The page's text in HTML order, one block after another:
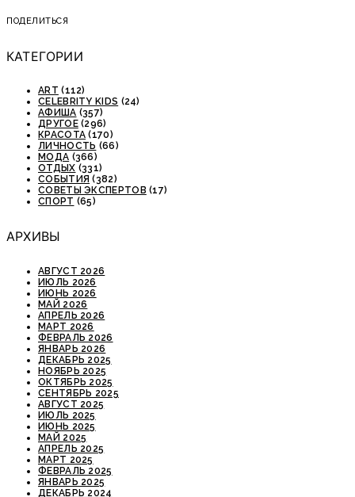
ПОДЕЛИТЬСЯ
КАТЕГОРИИ
ART (112)
CELEBRITY KIDS (24)
АФИША (357)
ДРУГОЕ(296)
КРАСОТА (170)
ЛИЧНОСТЬ (66)
МОДА (366)
ОТДЫХ (331)
СОБЫТИЯ (382)
СОВЕТЫ ЭКСПЕРТОВ (17)
СПОРТ (65)
АРХИВЫ
АВГУСТ 2026
ИЮЛЬ 2026
ИЮНЬ 2026
МАЙ 2026
АПРЕЛЬ 2026
МАРТ 2026
ФЕВРАЛЬ 2026
ЯНВАРЬ 2026
ДЕКАБРЬ 2025
НОЯБРЬ 2025
ОКТЯБРЬ 2025
СЕНТЯБРЬ 2025
АВГУСТ 2025
ИЮЛЬ 2025
ИЮНЬ 2025
МАЙ 2025
АПРЕЛЬ 2025
МАРТ 2025
ФЕВРАЛЬ 2025
ЯНВАРЬ 2025
ДЕКАБРЬ 2024